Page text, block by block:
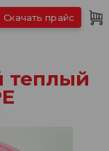
теплый
Скачать прайс